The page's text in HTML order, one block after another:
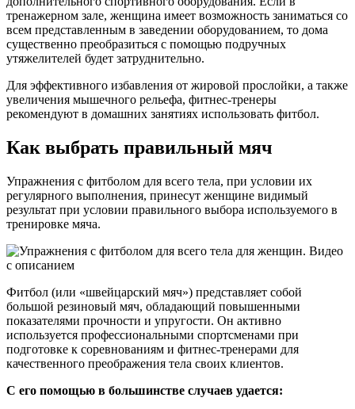
тренажерном зале, женщина имеет возможность заниматься со
всем представленным в заведении оборудованием, то дома
существенно преобразиться с помощью подручных
утяжелителей будет затруднительно.
Для эффективного избавления от жировой прослойки, а также
увеличения мышечного рельефа, фитнес-тренеры
рекомендуют в домашних занятиях использовать фитбол.
Как выбрать правильный мяч
Упражнения с фитболом для всего тела, при условии их
регулярного выполнения, принесут женщине видимый
результат при условии правильного выбора используемого в
тренировке мяча.
Фитбол (или «швейцарский мяч») представляет собой
большой резиновый мяч, обладающий повышенными
показателями прочности и упругости. Он активно
используется профессиональными спортсменами при
подготовке к соревнованиям и фитнес-тренерами для
качественного преображения тела своих клиентов.
С его помощью в большинстве случаев удается: